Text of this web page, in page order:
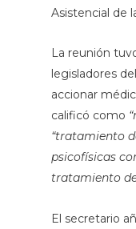
Asistencial de
La reunión
legisladores
accionar
calificó como
“tratamiento
psicofísicas
tratamiento
El secretario